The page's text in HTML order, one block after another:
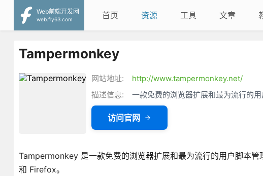
Web前端开发网
web.fly63.com
首页 资源 工具 文章
Tampermonkey
网站地址:
http://www.tampermonkey.net/
描述信息:
一款免费的浏览器扩展和最为流行的
访问官网
Tampermonkey 是一款免费的浏览器扩展和最为流行的用户脚本
和 Firefox。